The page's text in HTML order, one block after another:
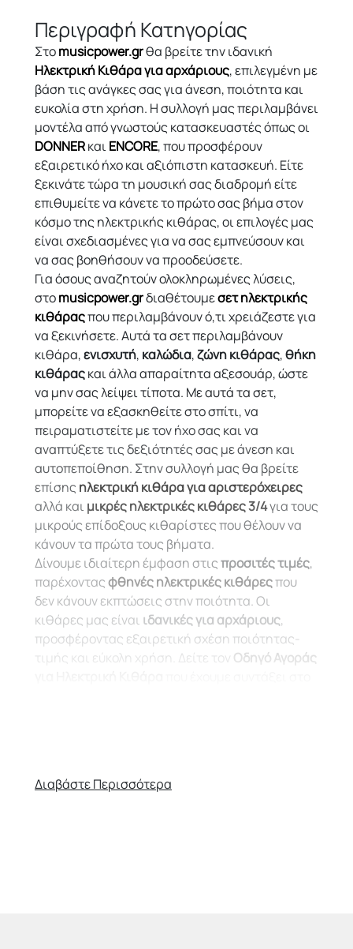
Περιγραφή Κατηγορίας
Στοmusicpower.grθα βρείτε την ιδανική
Ηλεκτρική Κιθάρα για αρχάριους, επιλεγμένη με
βάση τις ανάγκες σας για άνεση, ποιότητα και
ευκολία στη χρήση. Η συλλογή μας περιλαμβάνει
μοντέλα από γνωστούς κατασκευαστές όπως οι
DONNERκαιENCORE, που προσφέρουν
εξαιρετικό ήχο και αξιόπιστη κατασκευή. Είτε
ξεκινάτε τώρα τη μουσική σας διαδρομή είτε
επιθυμείτε να κάνετε το πρώτο σας βήμα στον
κόσμο της ηλεκτρικής κιθάρας, οι επιλογές μας
είναι σχεδιασμένες για να σας εμπνεύσουν και
να σας βοηθήσουν να προοδεύσετε.
Για όσους αναζητούν ολοκληρωμένες λύσεις,
στοmusicpower.grδιαθέτουμεσετ ηλεκτρικής
κιθάραςπου περιλαμβάνουν ό,τι χρειάζεστε για
να ξεκινήσετε. Αυτά τα σετ περιλαμβάνουν
κιθάρα,ενισχυτή, καλώδια,ζώνη κιθάρας,θήκη
κιθάραςκαι άλλα απαραίτητα αξεσουάρ, ώστε
να μην σας λείψει τίποτα. Με αυτά τα σετ,
μπορείτε να εξασκηθείτε στο σπίτι, να
πειραματιστείτε με τον ήχο σας και να
αναπτύξετε τις δεξιότητές σας με άνεση και
αυτοπεποίθηση. Στην συλλογή μας θα βρείτε
επίσης ηλεκτρική κιθάρα για αριστερόχειρες
αλλά και μικρές ηλεκτρικές κιθάρες 3/4για τους
μικρούς επίδοξους κιθαρίστες που θέλουν να
κάνουν τα πρώτα τους βήματα.
Δίνουμε ιδιαίτερη έμφαση στιςπροσιτές τιμές,
παρέχονταςφθηνές ηλεκτρικές κιθάρεςπου
δεν κάνουν εκπτώσεις στην ποιότητα. Οι
κιθάρες μας είναι ιδανικές για αρχάριους,
προσφέροντας εξαιρετική σχέση ποιότητας-
τιμής και εύκολη χρήση. Δείτε τον Οδηγό Αγοράς
Διαβάστε Περισσότερα